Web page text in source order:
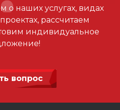
о наших услугах, видах
рассчитаем
индивидуальное
вопрос